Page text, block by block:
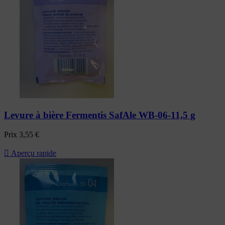
Levure à bière Fermentis SafAle WB-06-11,5 g
Prix 3,55 €
 Aperçu rapide